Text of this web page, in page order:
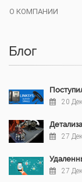
О КОМПАНИИ
Блог
20
27
27